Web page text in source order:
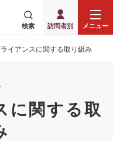
検索 訪問者別 メニュー
イアンスに関する取り組み
に関する取